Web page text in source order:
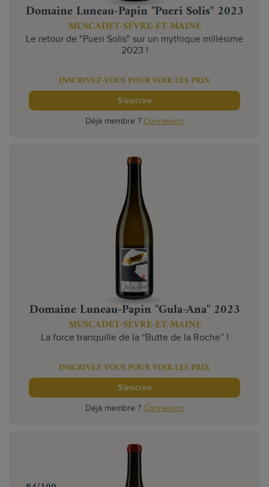
Domaine Luneau-Papin "Pueri Solis" 2023
MUSCADET-SÈVRE-ET-MAINE
Le retour de "Pueri Solis" sur un mythique millésime
2023 !
INSCRIVEZ-VOUS POUR VOIR LES PRIX
S'inscrire
Déjà membre ? Connexion
Domaine Luneau-Papin "Gula-Ana" 2023
MUSCADET-SÈVRE-ET-MAINE
La force tranquille de la “Butte de la Roche” !
INSCRIVEZ-VOUS POUR VOIR LES PRIX
S'inscrire
Déjà membre ? Connexion